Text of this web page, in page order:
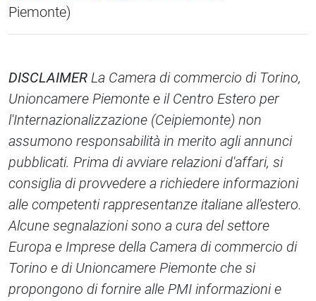
Piemonte)
DISCLAIMER La Camera di commercio di Torino,
Unioncamere Piemonte e il Centro Estero per
l'Internazionalizzazione (Ceipiemonte) non
assumono responsabilità in merito agli annunci
pubblicati. Prima di avviare relazioni d'affari, si
consiglia di provvedere a richiedere informazioni
alle competenti rappresentanze italiane all'estero.
Alcune segnalazioni sono a cura del settore
Europa e Imprese della Camera di commercio di
Torino e di Unioncamere Piemonte che si
propongono di fornire alle PMI informazioni e